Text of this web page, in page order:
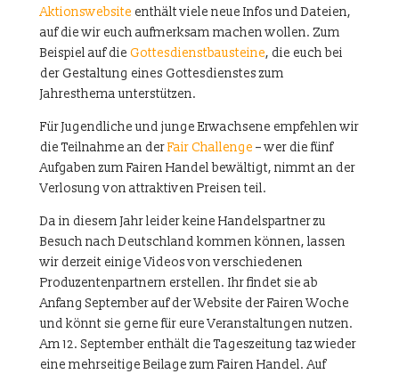
Aktionswebsite enthält viele neue Infos und Dateien,
auf die wir euch aufmerksam machen wollen. Zum
Beispiel auf die Gottesdienstbausteine, die euch bei
der Gestaltung eines Gottesdienstes zum
Jahresthema unterstützen.
Für Jugendliche und junge Erwachsene empfehlen wir
die Teilnahme an derFair Challenge – wer die fünf
Aufgaben zum Fairen Handel bewältigt, nimmt an der
Verlosung von attraktiven Preisen teil.
Da in diesem Jahr leider keine Handelspartner zu
Besuch nach Deutschland kommen können, lassen
wir derzeit einige Videos von verschiedenen
Produzentenpartnern erstellen. Ihr findet sie ab
Anfang September auf der Website der Fairen Woche
und könnt sie gerne für eure Veranstaltungen nutzen.
Am 12. September enthält die Tageszeitung taz wieder
eine mehrseitige Beilage zum Fairen Handel. Auf